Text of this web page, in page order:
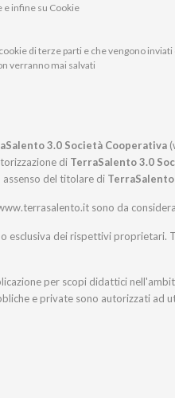
e infine su Cookie
di terze parti e che vengono
verranno mai salvati
3.0 Società Cooperativa
di TerraSalento 3.0
del titolare di
sono da
esclusiva dei rispettivi
per scopi didattici
e private sono autorizzati ad